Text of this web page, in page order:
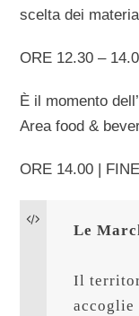
scelta dei
ORE 12.30 –
È il momento
Area food &
ORE 14.00 |
Le
Il